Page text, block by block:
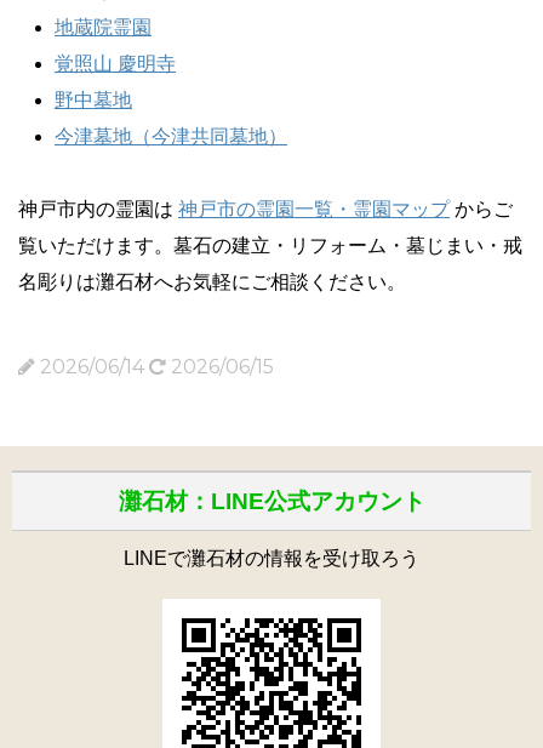
地蔵院霊園
覚照山 慶明寺
野中墓地
今津墓地（今津共同墓地）
神戸市内の霊園は 神戸市の霊園一覧・霊園マップからご
覧いただけます。墓石の建立・リフォーム・墓じまい・戒
名彫りは灘石材へお気軽にご相談ください。
2026/06/14 2026/06/15
灘石材：LINE公式アカウント
LINEで灘石材の情報を受け取ろう